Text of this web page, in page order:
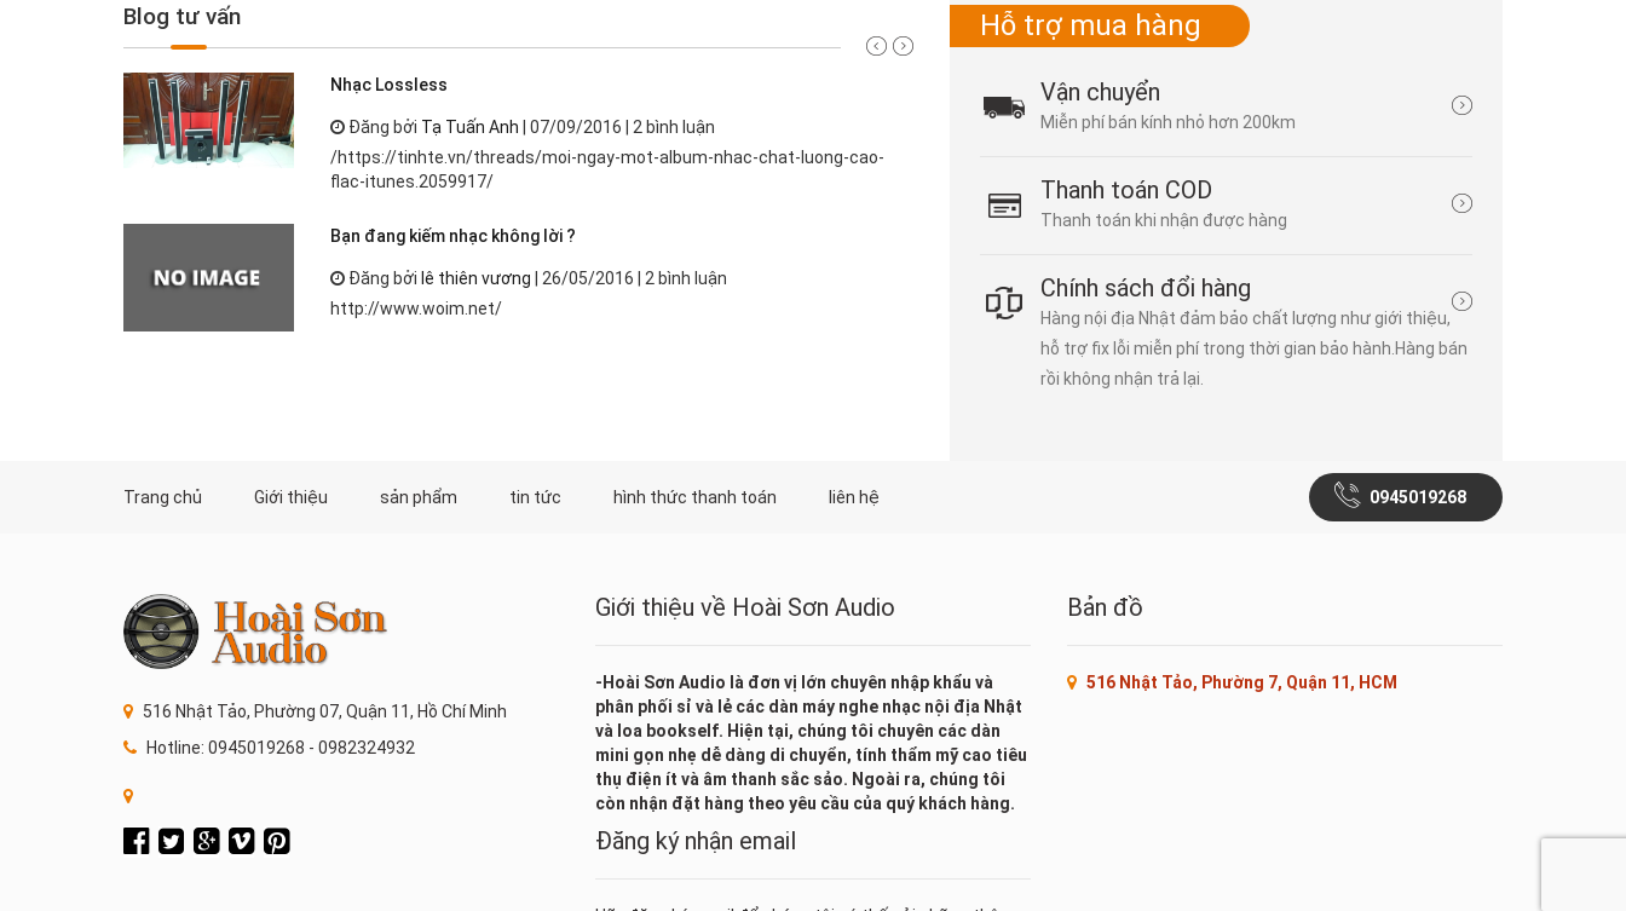
Blog tư vấn
Nhạc Lossless
Đăng bởi Tạ Tuấn Anh | 07/09/2016 | 2 bình luận
/https://tinhte.vn/threads/moi-ngay-mot-album-nhac-chat-luong-cao-
flac-itunes.2059917/
Bạn đang kiếm nhạc không lời ?
Đăng bởi lê thiên vương | 26/05/2016 | 2 bình luận
http://www.woim.net/
Nhật Bản phủ vải ngăn phóng xạ
Đăng bởilê thiên vương
Điện lực Tokyo (TEPCO) nhanh chóng tìm ra các phương án mới
các chất phóng xạ tiếp tục rò rỉ từ nhà máy điện hạt nhân
Daiichi...
Hỗ trợ mua hàng
Vận chuyển
Miễn phí bán kính nhỏ hơn 200km
Thanh toán COD
Thanh toán khi nhận được hàng
Chính sách đổi hàng
Hàng nội địa Nhật đảm bảo chất lượng như giới thiệu,
hỗ trợ fix lỗi miễn phí trong thời gian bảo hành.Hàng bán
rồi không nhận trả lại.
Trang chủ Giới thiệu sản phẩm tin tức hình thức thanh toán liên hệ 0945019268
516 Nhật Tảo, Phường 07, Quận 11, Hồ Chí Minh
Hotline: 0945019268 - 0982324932
Giới thiệu về Hoài Sơn Audio
-Hoài Sơn Audio là đơn vị lớn chuyên nhập khẩu và
phân phối sỉ và lẻ các dàn máy nghe nhạc nội địa Nhật
và loa bookself. Hiện tại, chúng tôi chuyên các dàn
mini gọn nhẹ dễ dàng di chuyển, tính thẩm mỹ cao tiêu
thụ điện ít và âm thanh sắc sảo. Ngoài ra, chúng tôi
còn nhận đặt hàng theo yêu cầu của quý khách hàng.
Đăng ký nhận email
Bản đồ
516 Nhật Tảo, Phường 7, Quận 11, HCM